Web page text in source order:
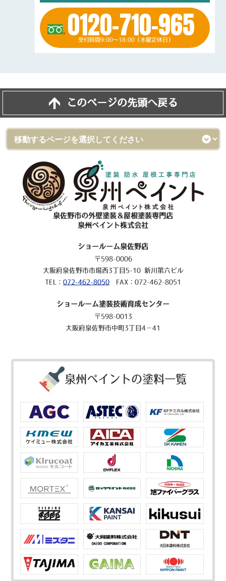
0120-710-965
受付時間9:00～18:00（水曜定休日）
このページの先頭へ戻る
泉佐野市の外壁塗装＆屋根塗装専門店
泉州ペイント株式会社
ショールーム泉佐野店
〒598-0006
大阪府泉佐野市市場西3丁目5-10 新川第六ビル
TEL： 072-462-8050 FAX：072-462-8051
ショールーム塗装技術育成センター
〒598-0013
大阪府泉佐野市中町3丁目4－41
泉州ペイントの塗料一覧